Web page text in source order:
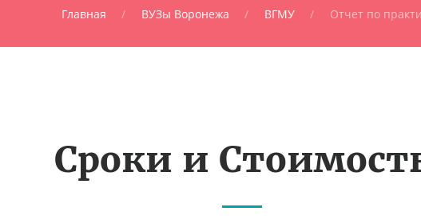
Главная ВУЗы Воронежа ВГМУ Отчет по
Сроки и